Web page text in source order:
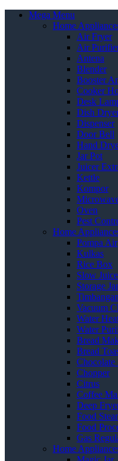
Mega Menu
Home
Air Fryer
Air
Antena
Blender
Booster
Cooker
Desk
Dish
Dispenser
Door Bell
Hand
Jar Pot
Juicer
Kettle
Kompor
Oven
Pest
Home
Pompa Air
Kulkas
Rice Box
Slow
Storage Jar
Vacuum
Water
Water
Bread
Bread
Chocolate
Chopper
Citrus
Coffee
Deep
Food
Food
Gas
Home